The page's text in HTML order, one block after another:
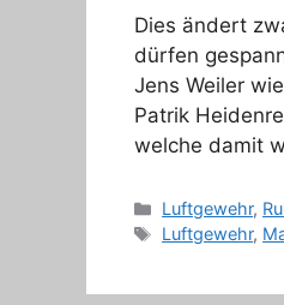
Dies ändert
dürfen
Jens Weiler
Patrik
welche damit
Kategorien
Luftgewehr,
Schlagwörter
Luftgewehr,